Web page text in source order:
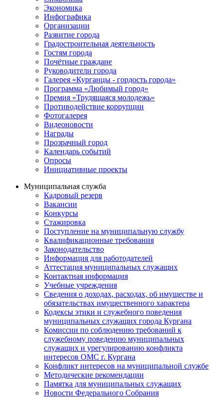
Экономика
Инфографика
Организации
Развитие города
Градостроительная деятельность
Гостям города
Почётные граждане
Руководители города
Галерея «Курганцы - гордость города»
Программа «Любимый город»
Премия «Трудящаяся молодежь»
Противодействие коррупции
Фотогалерея
Видеоновости
Награды
Прозрачный город
Календарь событий
Опросы
Инициативные проекты
Муниципальная служба
Кадровый резерв
Вакансии
Конкурсы
Стажировка
Поступление на муниципальную службу
Квалификационные требования
Законодательство
Информация для работодателей
Аттестация муниципальных служащих
Контактная информация
Учебные учреждения
Сведения о доходах, расходах, об имуществе и
обязательствах имущественного характера
Кодексы этики и служебного поведения
муниципальных служащих города Кургана
Комиссии по соблюдению требований к
служебному поведению муниципальных
служащих и урегулированию конфликта
интересов ОМС г. Кургана
Конфликт интересов на муниципальной службе
Методические рекомендации
Памятка для муниципальных служащих
Новости Федерального Cобрания